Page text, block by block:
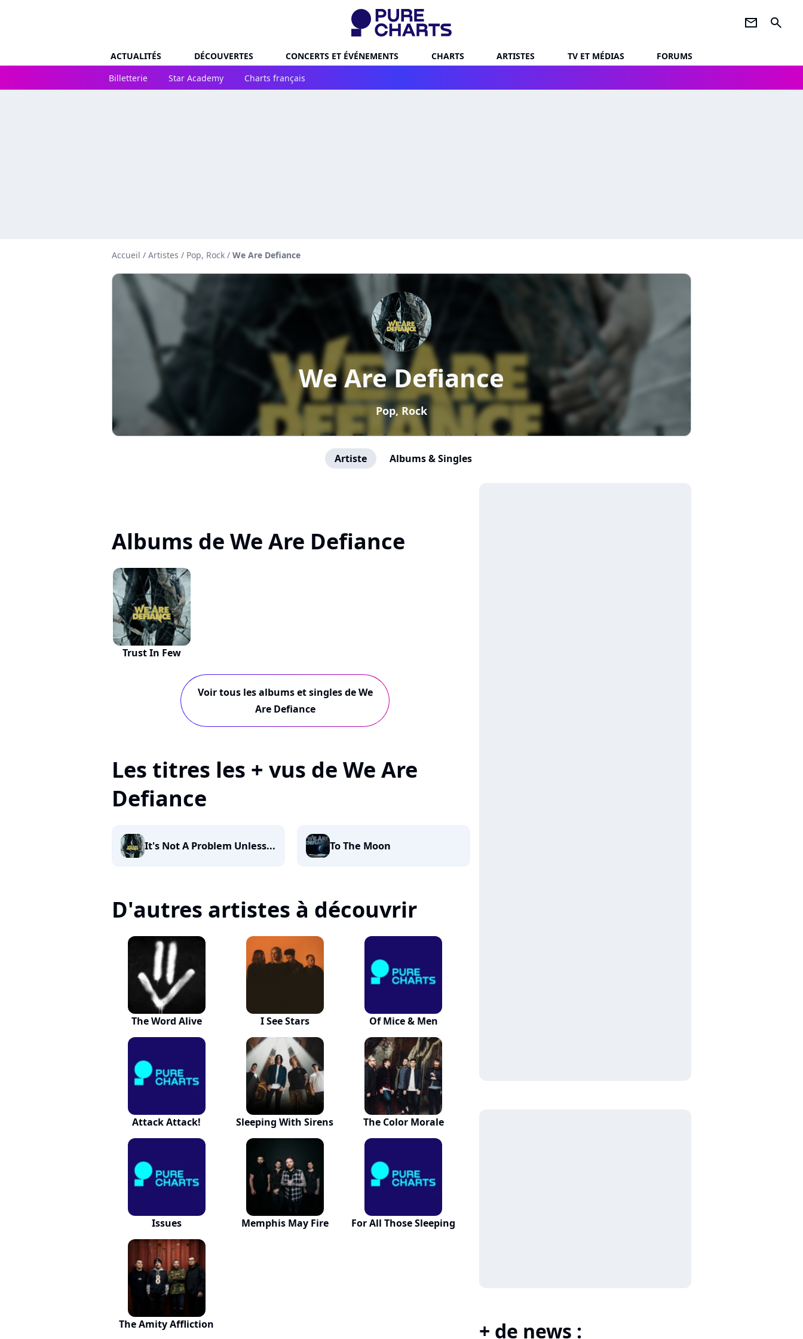
newsletter search
ACTUALITÉS DÉCOUVERTES CONCERTS ET ÉVÉNEMENTS CHARTS ARTISTES TV ET MÉDIAS
FORUMS
Billetterie
Star Academy Charts français
Accueil / Artistes / Pop, Rock / We Are Defiance
We Are Defiance
Pop, Rock
Artiste Albums & Singles
Albums de We Are Defiance
Trust In Few
Voir tous les albums et singles de We
Are Defiance
Les titres les + vus de We Are
Defiance
It's Not A Problem Unless... To The Moon
D'autres artistes à découvrir
The Word Alive I See Stars Of Mice & Men
Attack Attack! Sleeping With Sirens The Color Morale
Issues Memphis May Fire For All Those Sleeping
The Amity Affliction + de news :